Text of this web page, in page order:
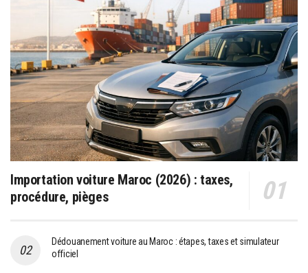
Importation voiture Maroc (2026) : taxes,
procédure, pièges
Dédouanement voiture au Maroc : étapes, taxes et simulateur
officiel